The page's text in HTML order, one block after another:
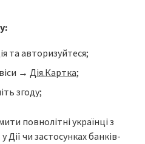
та авторизуйтеся;
→ Дія.Картка;
згоду;
повнолітні українці з
чи застосунках банків-